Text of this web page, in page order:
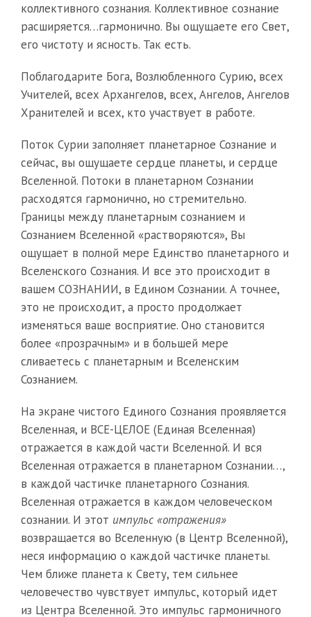
коллективного сознания. Коллективное сознание
расширяется…гармонично. Вы ощущаете его Свет,
его чистоту и ясность. Так есть.
Поблагодарите Бога, Возлюбленного Сурию, всех
Учителей, всех Архангелов, всех, Ангелов, Ангелов
Хранителей и всех, кто участвует в работе.
Поток Сурии заполняет планетарное Сознание и
сейчас, вы ощущаете сердце планеты, и сердце
Вселенной. Потоки в планетарном Сознании
расходятся гармонично, но стремительно.
Границы между планетарным сознанием и
Сознанием Вселенной «растворяются», Вы
ощущает в полной мере Единство планетарного и
Вселенского Сознания. И все это происходит в
вашем СОЗНАНИИ, в Едином Сознании. А точнее,
это не происходит, а просто продолжает
изменяться ваше восприятие. Оно становится
более «прозрачным» и в большей мере
сливаетесь с планетарным и Вселенским
Сознанием.
На экране чистого Единого Сознания проявляется
Вселенная, и ВСЕ-ЦЕЛОЕ (Единая Вселенная)
отражается в каждой части Вселенной. И вся
Вселенная отражается в планетарном Сознании…,
в каждой частичке планетарного Сознания.
Вселенная отражается в каждом человеческом
сознании. И этот импульс «отражения»
возвращается во Вселенную (в Центр Вселенной),
неся информацию о каждой частичке планеты.
Чем ближе планета к Свету, тем сильнее
человечество чувствует импульс, который идет
из Центра Вселенной. Это импульс гармоничного